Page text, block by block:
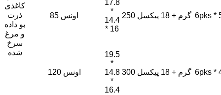
کاغذی
ذرت
بو داده
و مرغ
سرخ
شده
85 اونس
17.8
*
14.4
* 16
250 گرم + 18 پیکسل 6pks *
120 اونس
19.5
*
14.8
*
16.4
300 گرم + 18 پیکسل 6pks *